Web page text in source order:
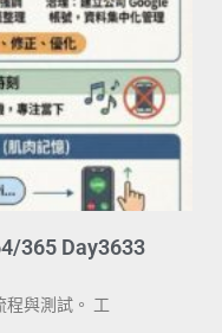
365 Day3633
程與測試。 工